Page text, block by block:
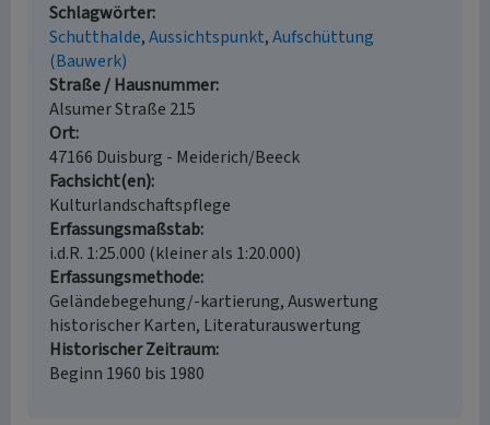
Schlagwörter
Schutthalde Aussichtspunkt Aufschüttung
(Bauwerk)
Straße / Hausnummer
Alsumer Straße 215
Ort
47166 Duisburg - Meiderich/Beeck
Fachsicht(en)
Kulturlandschaftspflege
Erfassungsmaßstab
i.d.R. 1:25.000 (kleiner als 1:20.000)
Erfassungsmethode
Geländebegehung/-kartierung, Auswertung
historischer Karten, Literaturauswertung
Historischer Zeitraum
Beginn 1960 bis 1980